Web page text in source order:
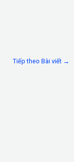
Tiếp theo Bài viết →